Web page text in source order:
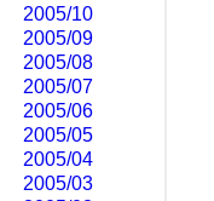
2005/10
2005/09
2005/08
2005/07
2005/06
2005/05
2005/04
2005/03